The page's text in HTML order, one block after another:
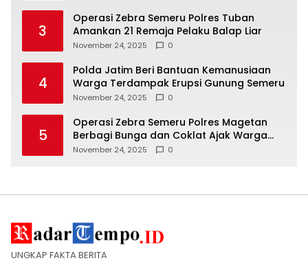
3
Operasi Zebra Semeru Polres Tuban
Amankan 21 Remaja Pelaku Balap Liar
November 24, 2025 0
4
Polda Jatim Beri Bantuan Kemanusiaan
Warga Terdampak Erupsi Gunung Semeru
November 24, 2025 0
5
Operasi Zebra Semeru Polres Magetan
Berbagi Bunga dan Coklat Ajak Warga
Tertib Lalin
November 24, 2025 0
UNGKAP FAKTA BERITA